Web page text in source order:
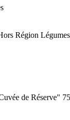
Région Légumes
de Réserve"